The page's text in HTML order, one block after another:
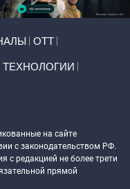
ОТТ
ТЕХНОЛОГИИ
на сайте
с законодательством РФ.
с редакцией не более трети
прямой